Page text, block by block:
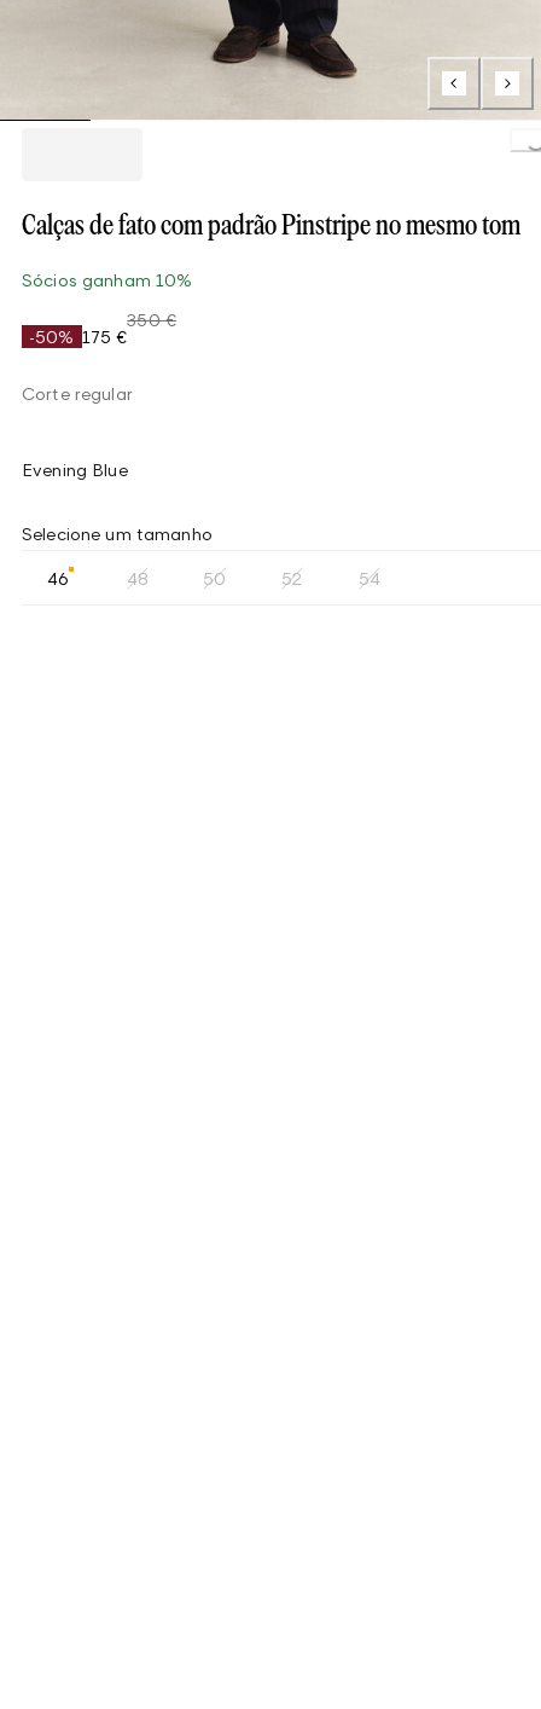
Calças de fato com padrão Pinstripe no mesmo tom
Sócios ganham 10%
-50% 175 €
350 €
Corte regular
Evening Blue
Selecione um tamanho
46 48 50 52 54